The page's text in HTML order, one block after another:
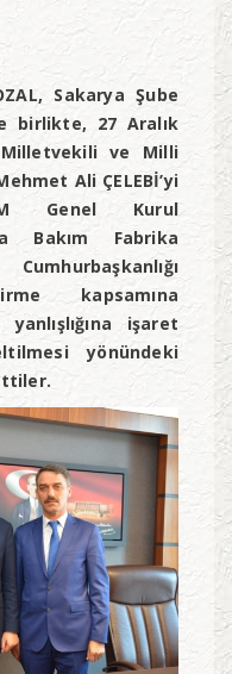
Sakarya Şube
birlikte, 27 Aralık
ve Milli
Ali ÇELEBİ’yi
Genel Kurul
Bakım Fabrika
kapsamına
işaret
yönündeki